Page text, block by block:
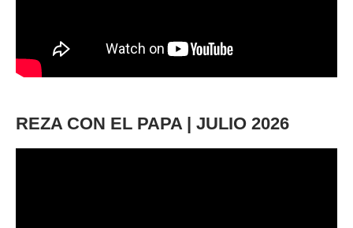
REZA CON EL PAPA | JULIO 2026